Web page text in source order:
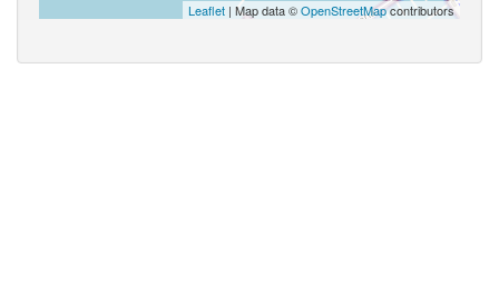
Leaflet | Map data ©OpenStreetMapcontributors